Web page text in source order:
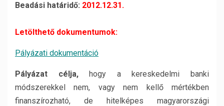
Beadási határidő: 2012.12.31.
Letölthető dokumentumok:
Pályázati dokumentáció
Pályázat célja,hogy a kereskedelmi banki
módszerekkel nem, vagy nem kellő mértékben
finanszírozható, de hitelképes magyarországi